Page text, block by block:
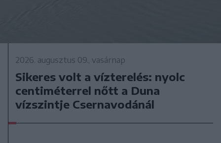
2026. augusztus 09., vasárnap
Sikeres volt a vízterelés: nyolc
centiméterrel nőtt a Duna
vízszintje Csernavodánál